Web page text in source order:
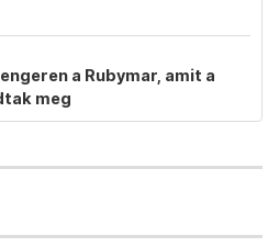
a Rubymar, amit a
meg